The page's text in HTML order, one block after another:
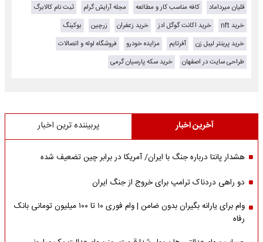
قلیان میرداماد
کافه مناسب کار و مطالعه مجله آرایش گرام
ثبت نام کالابرگ
خرید nft
خرید اکانت گوگل ادز خرید زعفران زرچین
بوکینگ
خرید پرینتر لیبل زن
آفرتایم مزایده خودرو
فروشگاه لوله و اتصالات
طراحی سایت در اصفهان
خرید سکه پارسیان گرمی
آخرین اخبار پربیننده ترین اخبار
هشدار پانتا درباره جنگ با ایران/ آمریکا در برابر چین تضعیف شده
دو راهی دردناک ترامپ برای خروج از جنگ ایران
وام برای یارانه بگیران بدون ضامن | وام فوری ۱۰ تا ۱۰۰ میلیون تومانی بانک
رفاه